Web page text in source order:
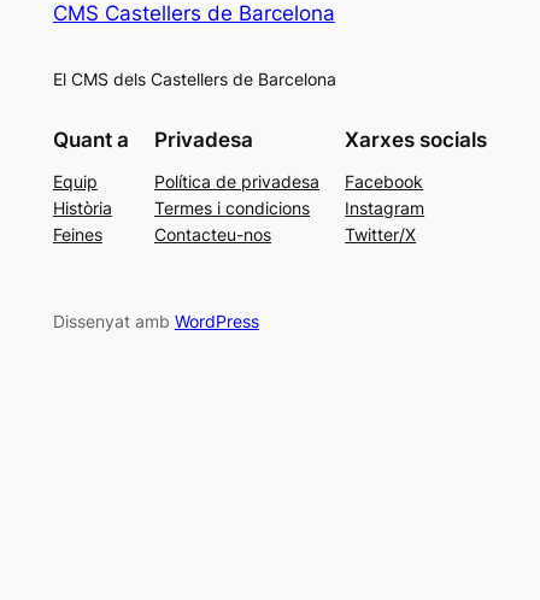
CMS Castellers de Barcelona
El CMS dels Castellers de Barcelona
Quant a
Equip
Història
Feines
Privadesa
Política de privadesa
Termes i condicions
Contacteu-nos
Xarxes socials
Facebook
Instagram
Twitter/X
Dissenyat amb WordPress